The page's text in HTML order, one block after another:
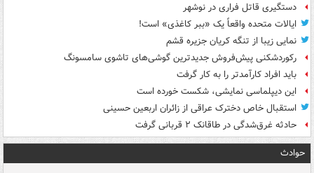
دستگیری قاتل فراری در نوشهر
ایالات متحده واقعاً یک «ببر کاغذی» است!
نمایی زیبا از تنگه کریان جزیره قشم
رکوردشکنی پیش‌فروش جدیدترین گوشی‌های تاشوی سامسونگ
باید افراد کارآمدتر را به کار گرفت
این دیپلماسی نمایشی، شکست خورده است
استقبال خاص دخترک عراقی از زائران اربعین حسینی
حادثه غرق‌شدگی در طاقانک ۲ قربانی گرفت
حوادث